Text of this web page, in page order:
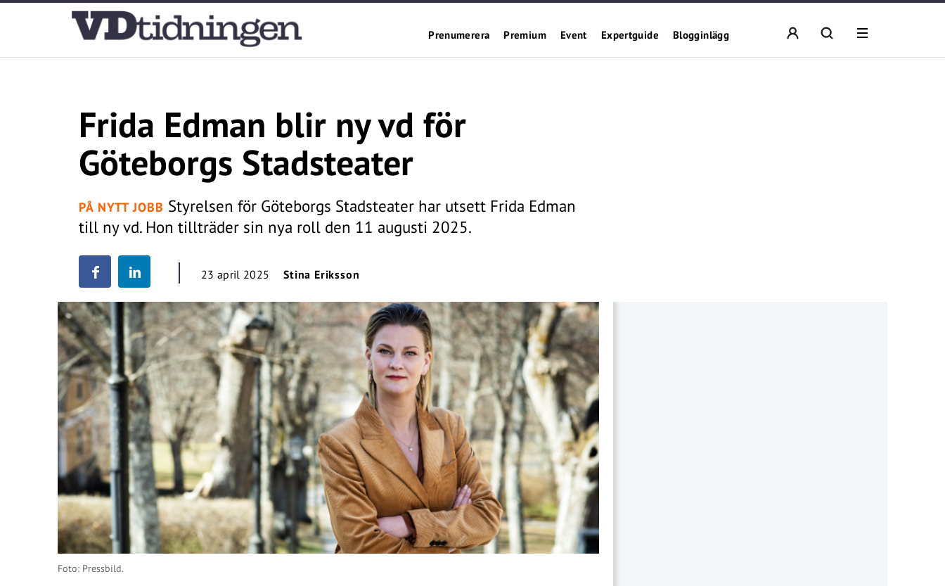
Prenumerera Premium Event Expertguide Blogginlägg
Frida Edman blir ny vd för
Göteborgs Stadsteater
PÅ NYTT JOBB Styrelsen för Göteborgs Stadsteater har utsett Frida Edman
till ny vd. Hon tillträder sin nya roll den 11 augusti 2025.
23 april 2025 Stina Eriksson
Foto: Pressbild.